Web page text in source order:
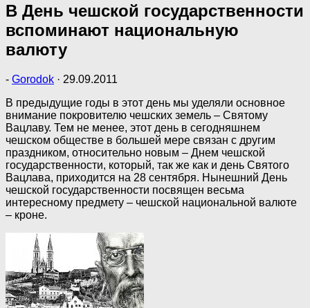
В День чешской государственности
вспоминают национальную
валюту
- Gorodok · 29.09.2011
В предыдущие годы в этот день мы уделяли основное
внимание покровителю чешских земель – Святому
Вацлаву. Тем не менее, этот день в сегодняшнем
чешском обществе в большей мере связан с другим
праздником, относительно новым – Днем чешской
государственности, который, так же как и день Святого
Вацлава, приходится на 28 сентября. Нынешний День
чешской государственности посвящен весьма
интересному предмету – чешской национальной валюте
– кроне.